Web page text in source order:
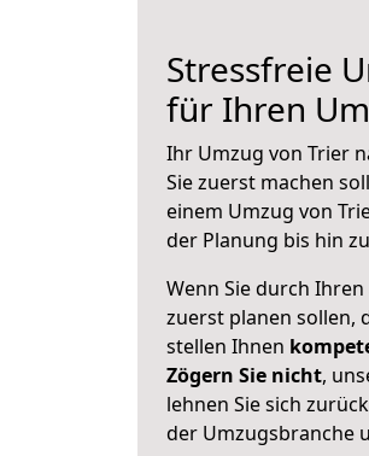
Stressfreie
für Ihren
Ihr Umzug von Trier
Sie zuerst machen
einem Umzug von
der Planung bis hin
Wenn Sie durch
zuerst planen sollen,
stellen Ihnen
Zögern Sie nicht,
lehnen Sie sich
der Umzugsbranche